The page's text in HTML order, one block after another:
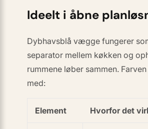
Ideelt i åbne
Dybhavsblå vægge fungerer
separator mellem køkken og
rummene løber sammen.
med:
Element Hvorfor det